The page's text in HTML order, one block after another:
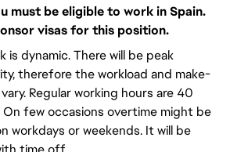
must be eligible to work in Spain.
visas for this position.
is dynamic. There will be peak
therefore the workload and make-
Regular working hours are 40
On few occasions overtime might be
workdays or weekends. It will be